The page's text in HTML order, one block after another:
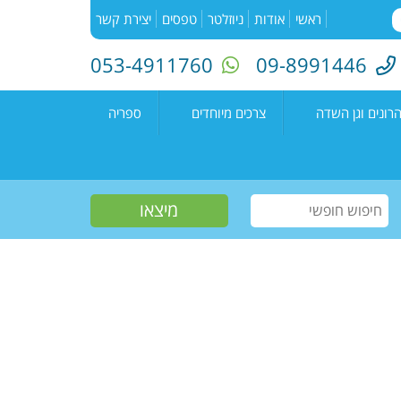
ראשי אודות ניוזלטר טפסים יצירת קשר
09-8991446
053-4911760
וגן השדה
קדימה צורן
צרכים מיוחדים
עמיתים
שווים צעירים
חוגים למיוחדים
ספריה
קטלוג הספריה
הזמנת ספרים
יוצרים מקומיים